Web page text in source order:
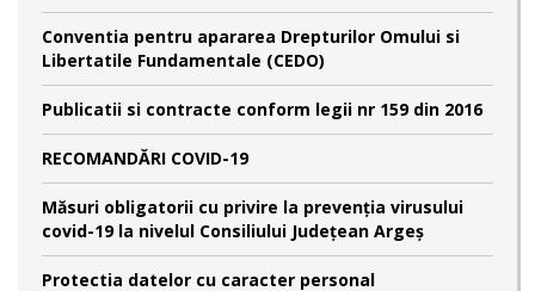
Conventia pentru apararea Drepturilor Omului si
Libertatile Fundamentale (CEDO)
Publicatii si contracte conform legii nr 159 din 2016
RECOMANDĂRI COVID-19
Măsuri obligatorii cu privire la prevenția virusului
covid-19 la nivelul Consiliului Județean Argeș
Protectia datelor cu caracter personal